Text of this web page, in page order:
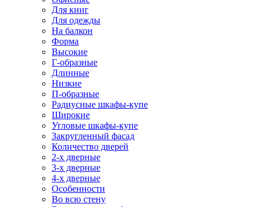
Для книг
Для одежды
На балкон
Форма
Высокие
Г-образные
Длинные
Низкие
П-образные
Радиусные шкафы-купе
Широкие
Угловые шкафы-купе
Закругленный фасад
Количество дверей
2-х дверные
3-х дверные
4-х дверные
Особенности
Во всю стену